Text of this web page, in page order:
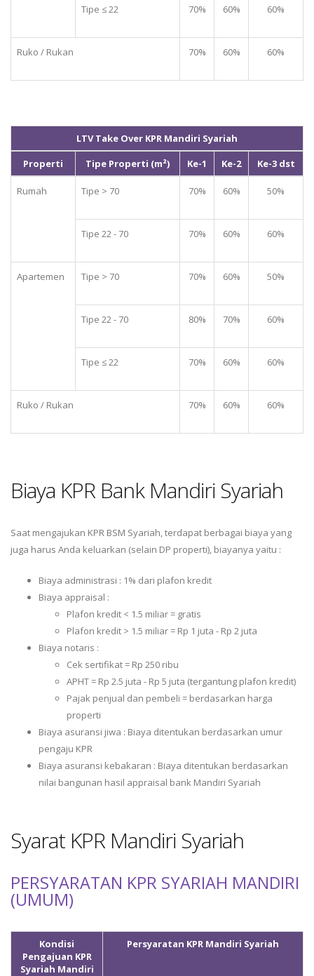
Tipe ≤ 22 70% 60% 60%
Ruko / Rukan 70% 60% 60%
LTV Take Over KPR Mandiri Syariah
Properti
Tipe Properti (m²) Ke-1 Ke-2 Ke-3 dst
Rumah Tipe > 70 70% 60% 50%
Tipe 22 - 70 70% 60% 60%
Apartemen Tipe > 70 70% 60% 50%
Tipe 22 - 70 80% 70% 60%
Tipe ≤ 22 70% 60% 60%
Ruko / Rukan 70% 60% 60%
Biaya KPR Bank Mandiri Syariah
Saat mengajukan KPR BSM Syariah, terdapat berbagai biaya yang
juga harus Anda keluarkan (selain DP properti), biayanya yaitu :
Biaya administrasi : 1% dari plafon kredit
Biaya appraisal :
Plafon kredit < 1.5 miliar = gratis
Plafon kredit > 1.5 miliar = Rp 1 juta - Rp 2 juta
Biaya notaris :
Cek sertifikat = Rp 250 ribu
APHT = Rp 2.5 juta - Rp 5 juta (tergantung plafon kredit)
Pajak penjual dan pembeli = berdasarkan harga
properti
Biaya asuransi jiwa : Biaya ditentukan berdasarkan umur
pengaju KPR
Biaya asuransi kebakaran : Biaya ditentukan berdasarkan
nilai bangunan hasil appraisal bank Mandiri Syariah
Syarat KPR Mandiri Syariah
PERSYARATAN KPR SYARIAH MANDIRI
(UMUM)
Kondisi
Pengajuan KPR
Syariah Mandiri
Persyaratan KPR Mandiri Syariah